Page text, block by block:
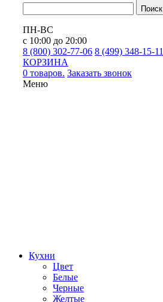
Поиск
ПН-ВС
с 10:00 до 20:00
8 (800) 302-77-06 8 (499) 348-15-11
КОРЗИНА
0 товаров. Заказать звонок
Меню
Кухни
Цвет
Белые
Черные
Желтые